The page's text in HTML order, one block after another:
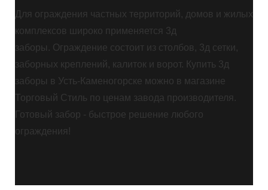
Для ограждения частных территорий, домов и жилых
комплексов широко применяется 3д
заборы. Ограждение состоит из столбов, 3д сетки,
заборных креплений, калиток и ворот. Купить 3д
заборы в Усть-Каменогорске можно в магазине
Торговый Стиль по ценам завода производителя.
Готовый забор - быстрое решение любого
ограждения!